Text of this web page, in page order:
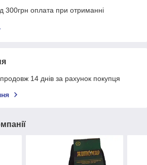
300грн оплата при отриманні
14 днів за рахунок покупця